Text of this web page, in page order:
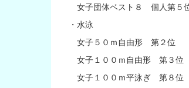
女子団体ベスト８ 個人第５
・水泳
女子５０ｍ自由形 第２位
女子１００ｍ自由形 第３位
女子１００ｍ平泳ぎ 第８位